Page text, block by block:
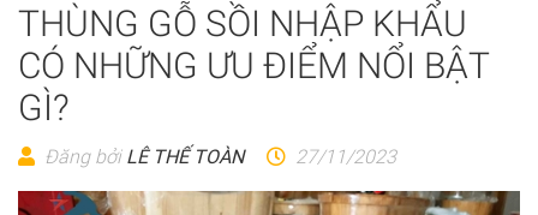
THÙNG GỖ SỒI NHẬP KHẨU
CÓ NHỮNG ƯU ĐIỂM NỔI BẬT
GÌ?
Đăng bởi LÊ THẾ TOÀN 27/11/2023